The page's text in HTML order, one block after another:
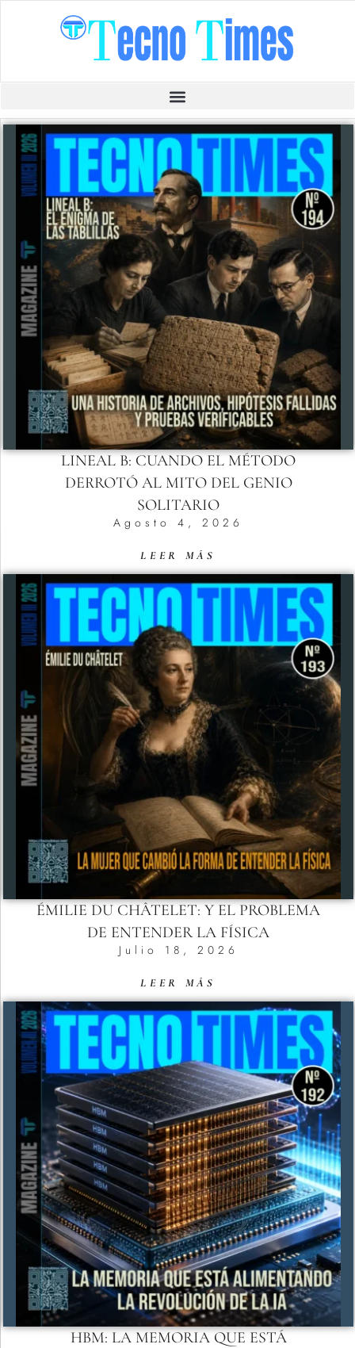
LINEAL B: CUANDO EL MÉTODO
DERROTÓ AL MITO DEL GENIO
SOLITARIO
Agosto 4, 2026
LEER MÁS
ÉMILIE DU CHÂTELET: Y EL PROBLEMA
DE ENTENDER LA FÍSICA
Julio 18, 2026
LEER MÁS
HBM: LA MEMORIA QUE ESTÁ